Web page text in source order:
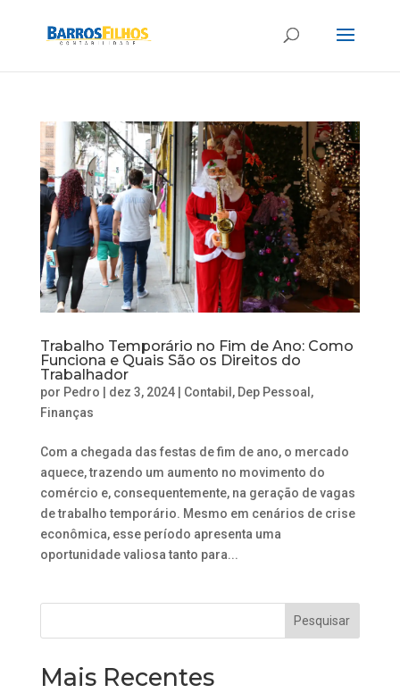
Trabalho Temporário no Fim de Ano: Como
Funciona e Quais São os Direitos do
Trabalhador
por Pedro | dez 3, 2024| Contabil, Dep Pessoal,
Finanças
Com a chegada das festas de fim de ano, o mercado
aquece, trazendo um aumento no movimento do
comércio e, consequentemente, na geração de vagas
de trabalho temporário. Mesmo em cenários de crise
econômica, esse período apresenta uma
oportunidade valiosa tanto para...
Mais Recentes